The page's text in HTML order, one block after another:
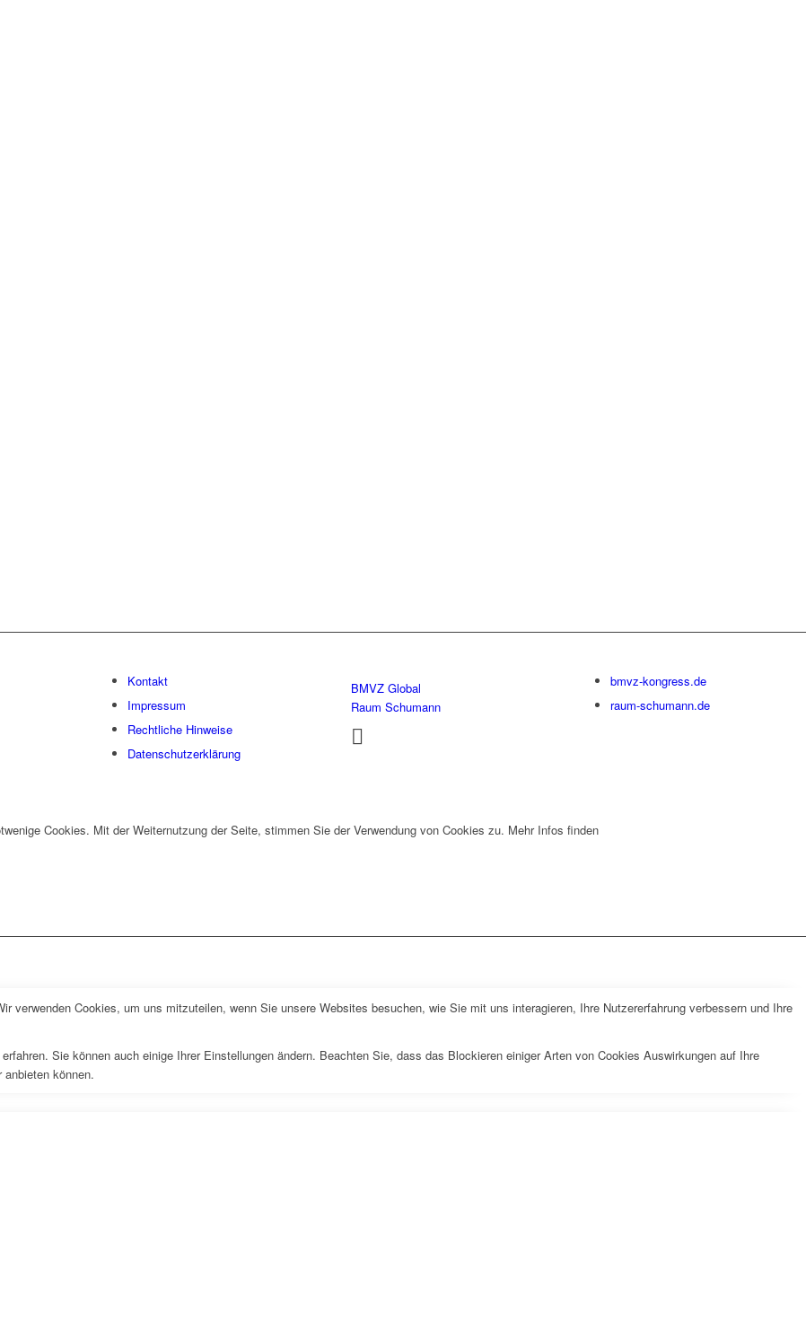
Kontakt
Impressum
Rechtliche Hinweise
Datenschutzerklärung
BMVZ Global
Raum Schumann
bmvz-kongress.de
raum-schumann.de
Cookies. Mit der Weiternutzung der Seite, stimmen Sie der Verwendung von Cookies zu. Mehr Infos finden
verwenden Cookies, um uns mitzuteilen, wenn Sie unsere Websites besuchen, wie Sie mit uns interagieren, Ihre Nutzererfahrung verbessern und Ihre
Sie können auch einige Ihrer Einstellungen ändern. Beachten Sie, dass das Blockieren einiger Arten von Cookies Auswirkungen auf Ihre
können.